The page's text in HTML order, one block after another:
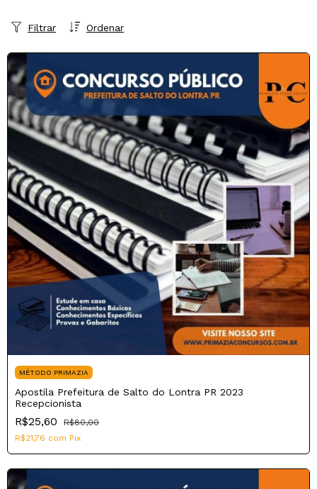
Ordenar
Filtrar
MÉTODO PRIMAZIA
Apostila Prefeitura de Salto do Lontra PR 2023
Recepcionista
R$25,60
R$80,00
R$21,76 com Pix